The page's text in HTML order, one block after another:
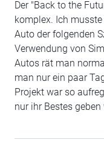
Der "Back to the
komplex. Ich
Auto der folgenden
Verwendung von
Autos rät man
man nur ein paar
Projekt war so
nur ihr Bestes